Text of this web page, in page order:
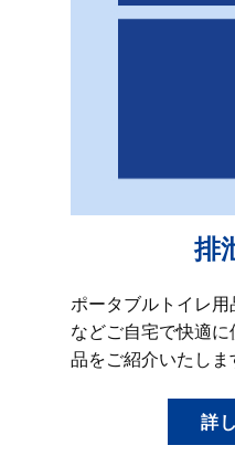
排
ポータブルトイレ
などご自宅で快適
品をご紹介いたしま
詳